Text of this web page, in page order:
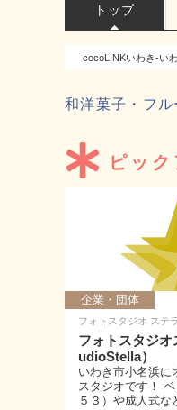
トップ
cocoLINKいわき-い
和洋菓子・フ
ピッ
企業・団体
フォトスタジオ ステラ
フォトスタジ
udioStella）
いわき市小名浜に
スタジオです！
５３）や成人式な